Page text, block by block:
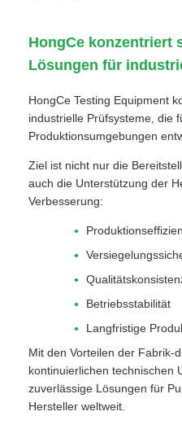
HongCe konzentriert
Lösungen für
HongCe Testing Equipment
industrielle Prüfsysteme, die
Produktionsumgebungen
Ziel ist nicht nur die
auch die Unterstützung der
Verbesserung:
Betriebsstabilität
Langfristige
Mit den Vorteilen der Fabrik-
kontinuierlichen technischen
zuverlässige Lösungen für
Hersteller weltweit.